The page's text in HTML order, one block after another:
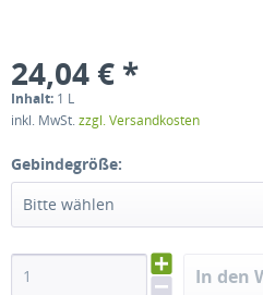
24,04 € *
Inhalt: 1 L
inkl. MwSt.zzgl. Versandkosten
Gebindegröße:
Bitte wählen
In den